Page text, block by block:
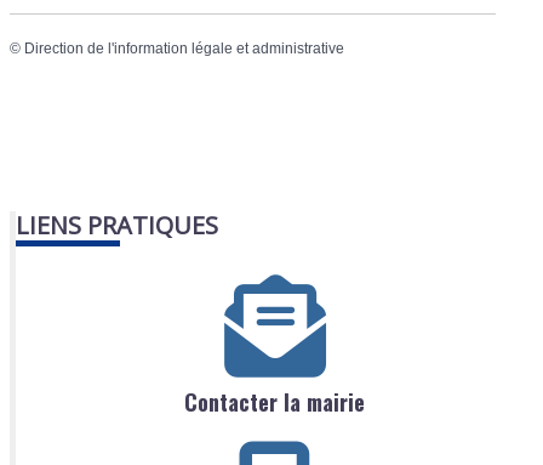
© Direction de l'information légale et administrative
LIENS PRATIQUES
Contacter la mairie